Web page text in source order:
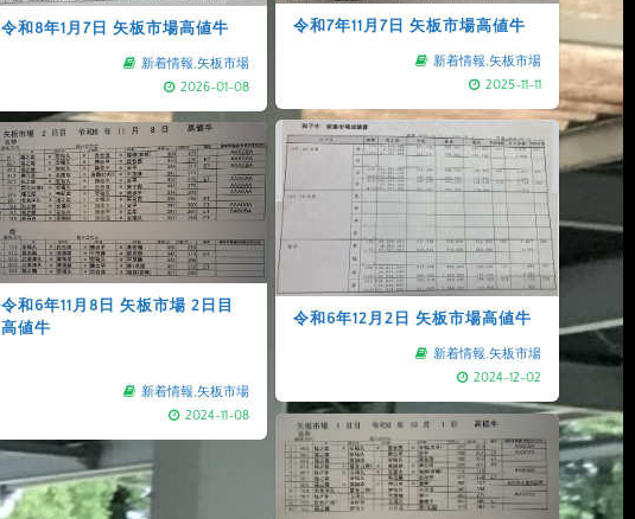
令和8年1月7日 矢板市場高値牛
新着情報,矢板市場
2026-01-08
令和7年11月7日 矢板市場高値牛
新着情報,矢板市場
2025-11-11
令和6年12月2日 矢板市場高値牛
新着情報,矢板市場
2024-12-02
令和6年11月8日 矢板市場 2日目
高値牛
新着情報,矢板市場
2024-11-08